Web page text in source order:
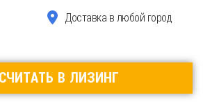
Доставка в любой город
В ЛИЗИНГ